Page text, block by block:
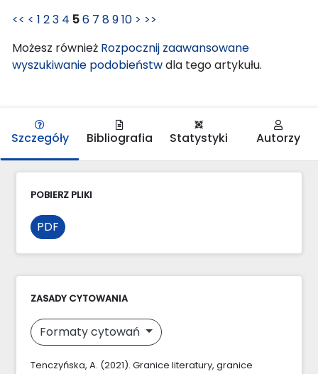
<< < 1 23 4 56 7 8910 > >>
Możesz również Rozpocznij zaawansowane
wyszukiwanie podobieństwdla tego artykułu.
Szczegóły Bibliografia Statystyki Autorzy
POBIERZ PLIKI
PDF
ZASADY CYTOWANIA
Formaty cytowań
Tenczyńska, A. (2021). Granice literatury, granice